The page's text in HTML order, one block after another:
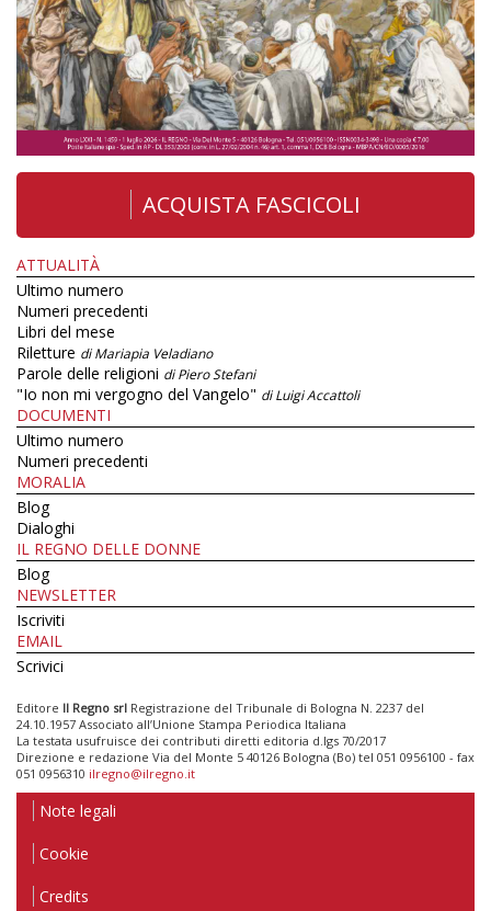
ACQUISTA FASCICOLI
ATTUALITÀ
Ultimo numero
Numeri precedenti
Libri del mese
Riletture di Mariapia Veladiano
Parole delle religioni di Piero Stefani
"Io non mi vergogno del Vangelo" di Luigi Accattoli
DOCUMENTI
Ultimo numero
Numeri precedenti
MORALIA
Blog
Dialoghi
IL REGNO DELLE DONNE
Blog
NEWSLETTER
Iscriviti
EMAIL
Scrivici
Editore Il Regno srl Registrazione del Tribunale di Bologna N. 2237 del
24.10.1957 Associato all’Unione Stampa Periodica Italiana
La testata usufruisce dei contributi diretti editoria d.lgs 70/2017
Direzione e redazione Via del Monte 5 40126 Bologna (Bo) tel 051 0956100 - fax
051 0956310 ilregno@ilregno.it
Note legali
Cookie
Credits